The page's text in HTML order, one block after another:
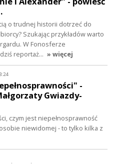
o trudnej historii dotrzeć do
Szukając przykładów warto
W Fonosferze
reportaż… » więcej
-
Gwiazdy-
czym jest niepełnosprawność
niewidomej - to tylko kilka z